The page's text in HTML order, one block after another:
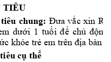
TIÊU
tiêu chung: Đưa vắc xin
dưới 1 tuổi để chủ động
khỏe trẻ em trên địa bàn
cụ thể